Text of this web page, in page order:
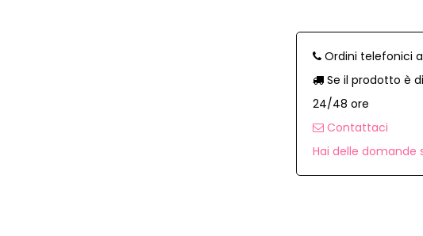
Ordini telefonici
Se il prodotto è
24/48 ore
Contattaci
Hai delle domande